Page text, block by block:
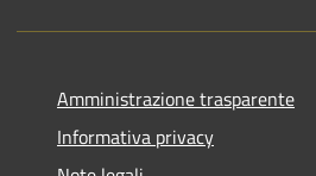
Amministrazione trasparente
Informativa privacy